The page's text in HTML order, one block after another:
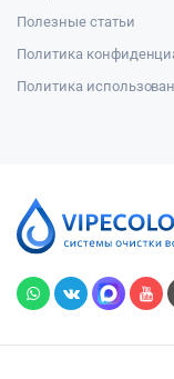
Полезные статьи
Политика
Политика